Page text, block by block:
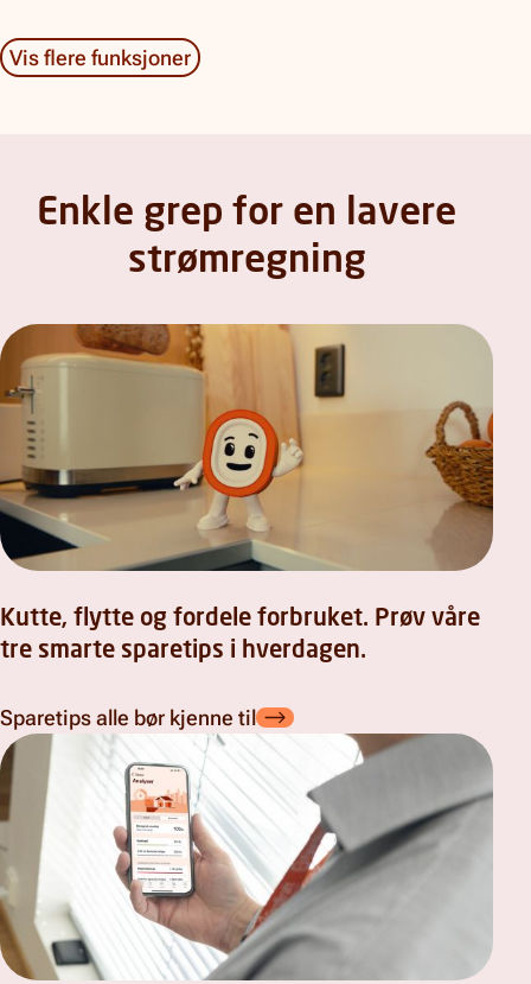
Vis flere funksjoner
Enkle grep for en lavere
strømregning
Kutte, flytte og fordele forbruket. Prøv våre
tre smarte sparetips i hverdagen.
Sparetips alle bør kjenne til